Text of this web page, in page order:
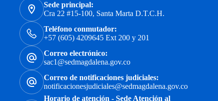
Sede principal:
Cra 22 #15-100, Santa Marta D.T.C.H.
Teléfono conmutador:
+57 (605) 4209645 Ext 200 y 201
Correo electrónico:
sac1@sedmagdalena.gov.co
Correo de notificaciones judiciales:
notificacionesjudiciales@sedmagdalena.gov.co
Horario de atención - Sede Atención al